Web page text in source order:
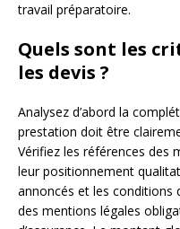
travail préparatoire.
Quels sont les
les devis ?
Analysez d’abord la
prestation doit être
Vérifiez les références des
leur positionnement
annoncés et les conditions
des mentions légales